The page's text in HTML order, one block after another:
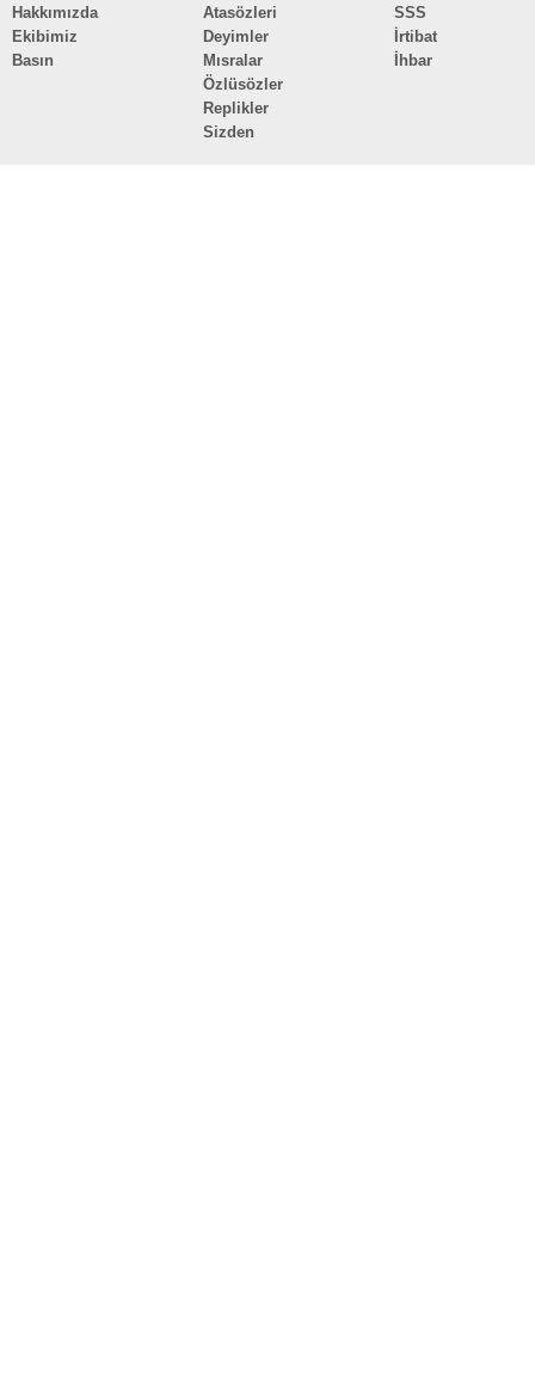
Hakkımızda
Ekibimiz
Basın
Atasözleri
Deyimler
Mısralar
Özlüsözler
Replikler
Sizden
SSS
İrtibat
İhbar